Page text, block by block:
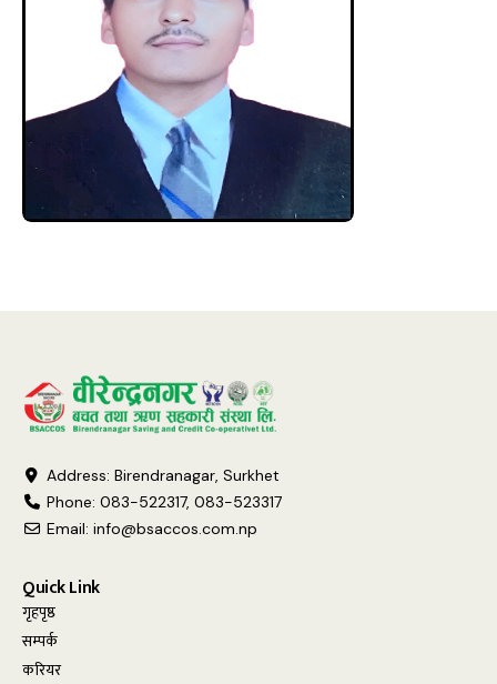
Address: Birendranagar, Surkhet
Phone: 083-522317, 083-523317
Email: info@bsaccos.com.np
Quick Link
गृहपृष्ठ
सम्पर्क
करियर